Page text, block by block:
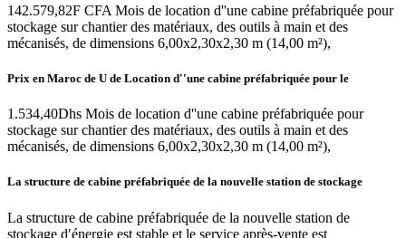
142.579,82F CFA Mois de location d''une cabine préfabriquée pour
stockage sur chantier des matériaux, des outils à main et des
mécanisés, de dimensions 6,00x2,30x2,30 m (14,00 m²),
Prix en Maroc de U de Location d''une cabine préfabriquée pour le
1.534,40Dhs Mois de location d''une cabine préfabriquée pour
stockage sur chantier des matériaux, des outils à main et des
mécanisés, de dimensions 6,00x2,30x2,30 m (14,00 m²),
La structure de cabine préfabriquée de la nouvelle station de stockage
La structure de cabine préfabriquée de la nouvelle station de
stockage d′énergie est stable et le service après-vente est